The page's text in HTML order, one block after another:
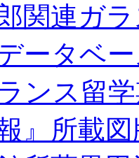
関連ガ
ータベ
ンス留
』所載